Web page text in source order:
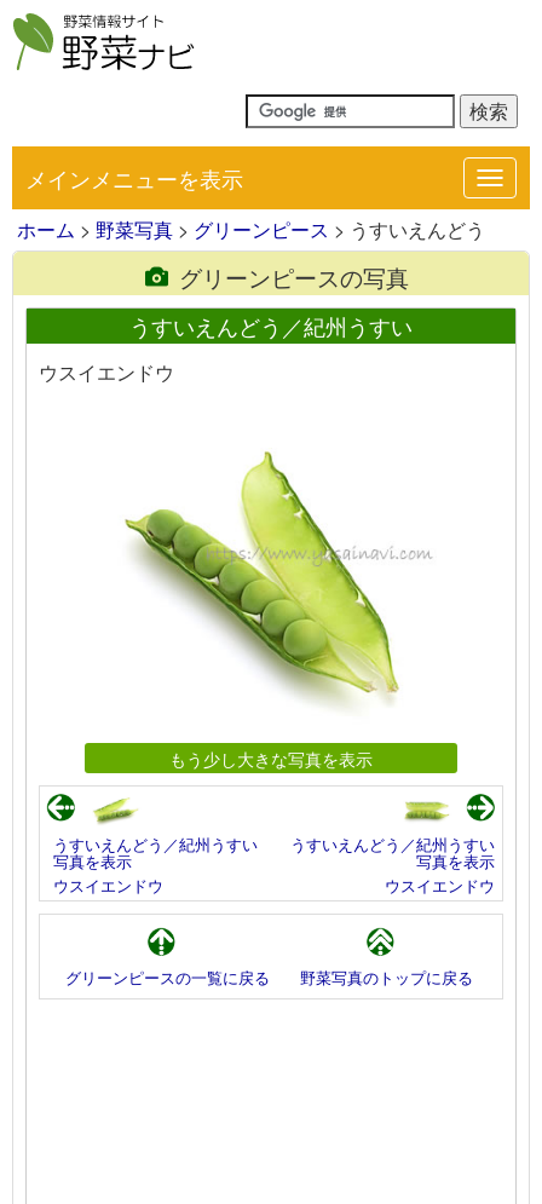
メインメニューを表示
ホーム > 野菜写真 > グリーンピース > うすいえんどう
グリーンピースの写真
うすいえんどう／紀州うすい
ウスイエンドウ
もう少し大きな写真を表示
うすいえんどう／紀州うすい
写真を表示
ウスイエンドウ
うすいえんどう／紀州うすい
写真を表示
ウスイエンドウ
グリーンピースの一覧に戻る 野菜写真のトップに戻る